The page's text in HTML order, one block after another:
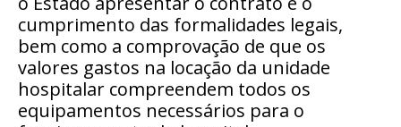
cumprimento das formalidades legais,
bem como a comprovação de que os
valores gastos na locação da unidade
hospitalar compreendem todos os
equipamentos necessários para o